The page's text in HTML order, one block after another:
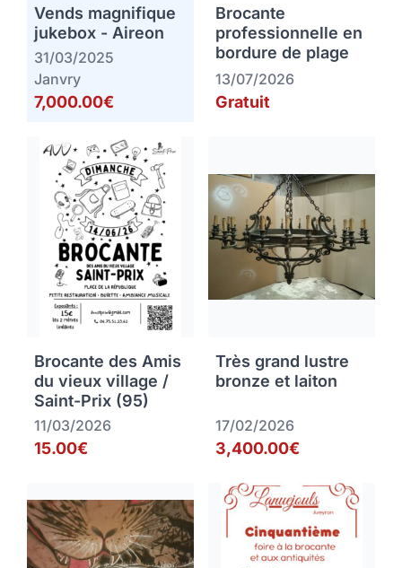
Vends magnifique
jukebox - Aireon
31/03/2025
Janvry
7,000.00€
Brocante
professionnelle en
bordure de plage
13/07/2026
Gratuit
Brocante des Amis
du vieux village /
Saint-Prix (95)
11/03/2026
15.00€
Très grand lustre
bronze et laiton
17/02/2026
3,400.00€